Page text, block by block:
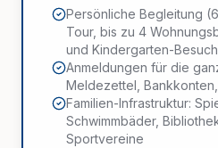
Persönliche Begleitung
Tour, bis zu 4
und Kindergarten-
Anmeldungen für die
Meldezettel,
Familien-Infrastruktur:
Schwimmbäder,
Sportvereine